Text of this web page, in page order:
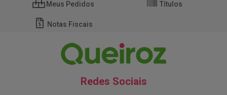
Meus Pedidos Títulos
Notas Fiscais
Redes Sociais